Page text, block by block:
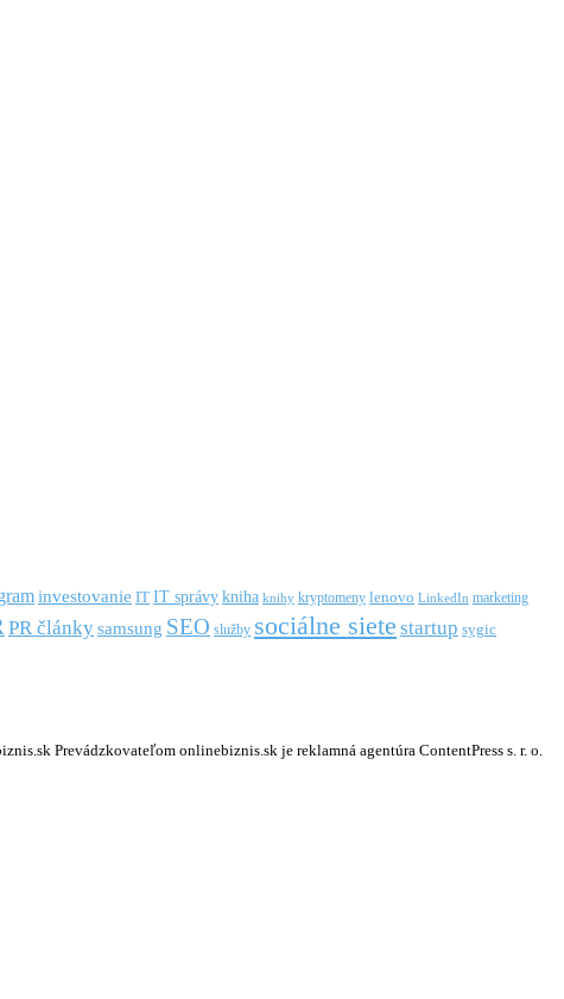
investovanie IT IT správykniha knihy kryptomeny lenovo LinkedIn marketing
PR článkysamsung SEO služby sociálne siete startup sygic
Prevádzkovateľom onlinebiznis.sk je reklamná agentúra ContentPress s. r. o.